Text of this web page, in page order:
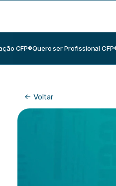
CFP®Quero ser Profissional
<- Voltar